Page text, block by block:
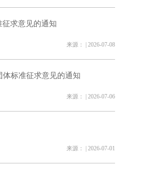
求意见的通知
来源： | 2026-07-08
标准征求意见的通知
来源： | 2026-07-06
来源： | 2026-07-01